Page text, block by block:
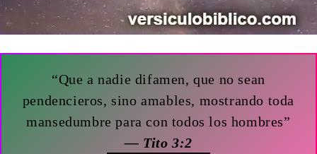
“Que a nadie difamen, que no sean
pendencieros, sino amables, mostrando toda
mansedumbre para con todos los hombres”
— Tito 3:2